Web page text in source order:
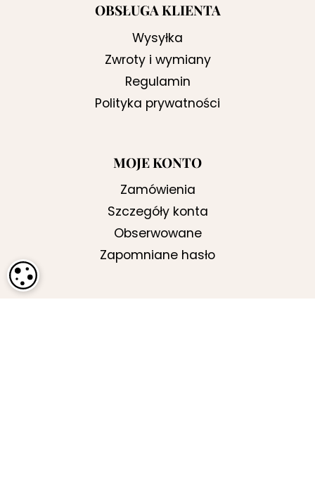
OBSŁUGA KLIENTA
Wysyłka
Zwroty i wymiany
Regulamin
Polityka prywatności
MOJE KONTO
Zamówienia
Szczegóły konta
Obserwowane
Zapomniane hasło
USTAWIENIA PLIKÓW COOKIE